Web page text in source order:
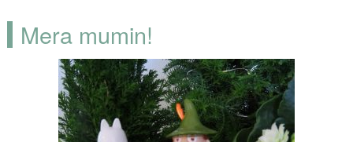
Mera mumin!